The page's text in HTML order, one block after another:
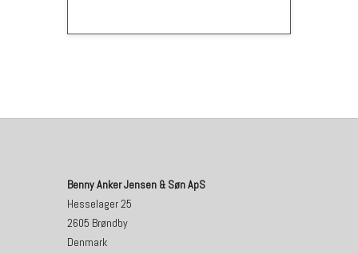
Benny Anker Jensen & Søn ApS
Hesselager 25
2605 Brøndby
Denmark